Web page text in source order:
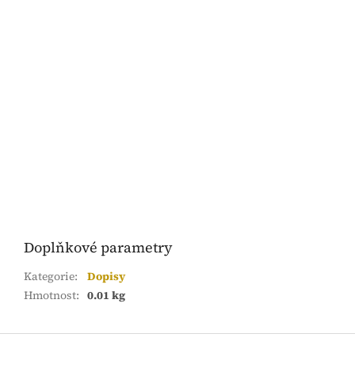
Doplňkové parametry
Kategorie:
Dopisy
Hmotnost: 0.01 kg
Z